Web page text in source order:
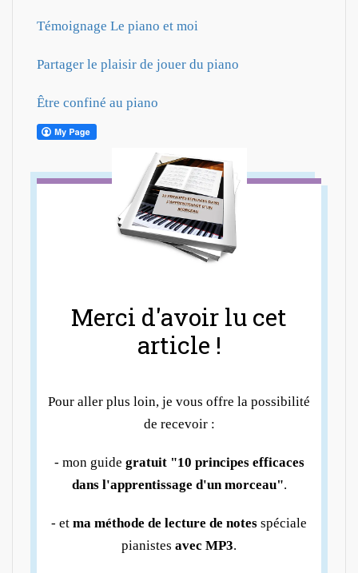
Témoignage Le piano et moi
Partager le plaisir de jouer du piano
Être confiné au piano
Merci d'avoir lu cet
article !
Pour aller plus loin, je vous offre la possibilité
de recevoir :
- mon guide gratuit "10 principes efficaces
dans l'apprentissage d'un morceau".
- et ma méthode de lecture de notes spéciale
pianistes avec MP3.